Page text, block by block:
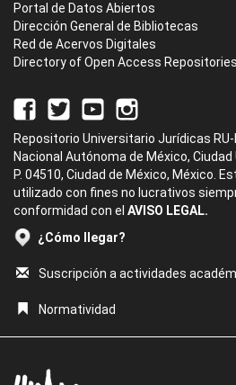
Portal de Datos Abiertos
Dirección General de Bibliotecas
Red de Acervos Digitales
Directory of Open Access Repositories
Repositorio Universitario Jurídicas RU-
Nacional Autónoma de México, Ciudad
P. 04510, Ciudad de México, México.
utilizado con fines no lucrativos
conformidad con el AVISO LEGAL.
¿Cómo llegar?
Suscripción a actividades
Normatividad